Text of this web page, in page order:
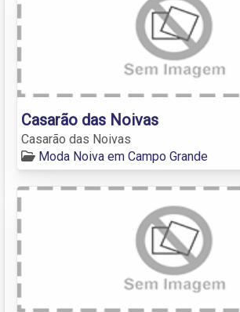
Casarão das Noivas
Casarão das Noivas
Moda Noiva em Campo Grande